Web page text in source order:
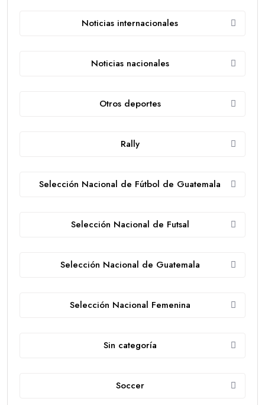
Noticias internacionales
Noticias nacionales
Otros deportes
Rally
Selección Nacional de Fútbol de Guatemala
Selección Nacional de Futsal
Selección Nacional de Guatemala
Selección Nacional Femenina
Sin categoría
Soccer